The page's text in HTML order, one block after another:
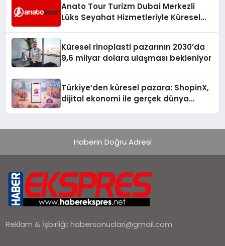
Anato Tour Turizm Dubai Merkezli
Lüks Seyahat Hizmetleriyle Küresel
Küresel rinoplasti pazarının 2030’da
9,6 milyar dolara ulaşması bekleniyor
Türkiye’den küresel pazara: ShopinX,
dijital ekonomi ile gerçek dünya
Haberin Doğru Adresi
Reklam & İşbirliği:habersonuclari@gmail.com